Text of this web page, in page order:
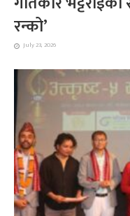
रन्को’
July 23, 2026